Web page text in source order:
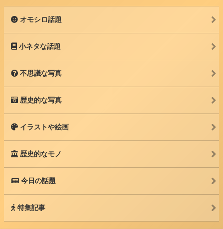
オモシロ話題
小ネタな話題
不思議な写真
歴史的な写真
イラストや絵画
歴史的なモノ
今日の話題
特集記事